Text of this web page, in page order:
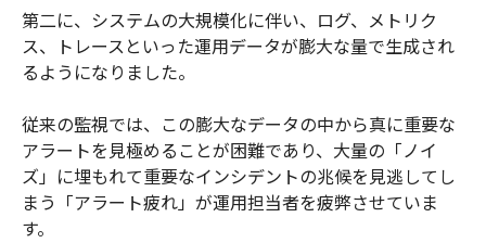
第二に、システムの大規模化に伴い、ログ、メトリク
ス、トレースといった運用データが膨大な量で生成され
るようになりました。
従来の監視では、この膨大なデータの中から真に重要な
アラートを見極めることが困難であり、大量の「ノイ
ズ」に埋もれて重要なインシデントの兆候を見逃してし
まう「アラート疲れ」が運用担当者を疲弊させていま
す。